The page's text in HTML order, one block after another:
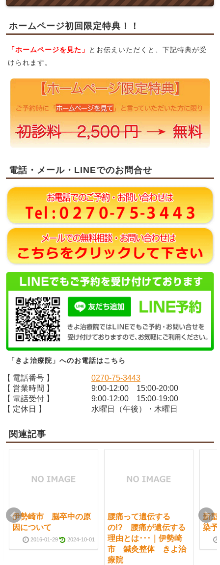
ホームページ初回限定特典！！
「ホームページを見た」
とお伝えいただくと、下記特典が受
けられます。
電話・メール・LINEでのお問合せ
「きよ治療院」へのお電話はこちら
【 電話番号 】
0270-75-3443
【 営業時間 】
9:00-12:00 15:00-20:00
【 電話受付 】
9:00-12:00 15:00-19:00
【 定休日 】
水曜日（午後）・木曜日
関連記事
伊勢崎市 脳卒中の原
因について
2016-01-29 2024-10-01
腰痛って遺伝する
の!? 腰痛が遺伝する
理由とは･･･｜伊勢崎
市 鍼灸整体 きよ治
療院
新
染